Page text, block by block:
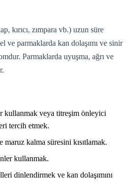
kırıcı, zımpara vb.) uzun süre
ve parmaklarda kan dolaşımı ve sinir
Parmaklarda uyuşma, ağrı ve
kullanmak veya titreşim önleyici
tercih etmek.
kalma süresini kısıtlamak.
kullanmak.
dinlendirmek ve kan dolaşımını